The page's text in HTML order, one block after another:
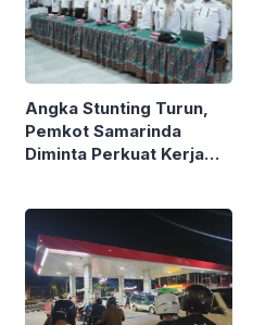
Angka Stunting Turun,
Pemkot Samarinda
Diminta Perkuat Kerja